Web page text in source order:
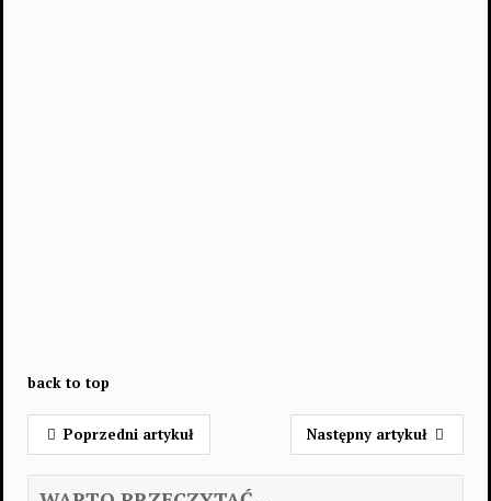
back to top
Poprzedni artykuł Następny artykuł